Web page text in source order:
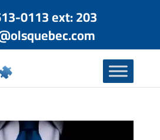
0113 ext: 203